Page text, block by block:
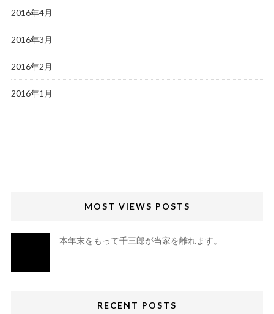
2016年4月
2016年3月
2016年2月
2016年1月
MOST VIEWS POSTS
本年末をもって千三郎が当家を離れます。
RECENT POSTS